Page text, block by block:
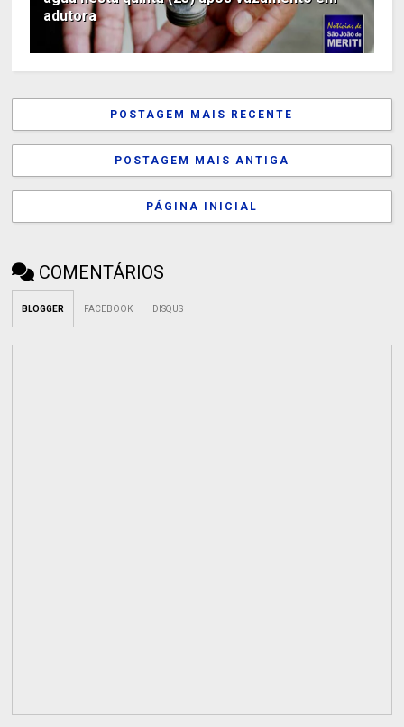
adutora
POSTAGEM MAIS RECENTE
POSTAGEM MAIS ANTIGA
PÁGINA INICIAL
COMENTÁRIOS
BLOGGER FACEBOOK DISQUS